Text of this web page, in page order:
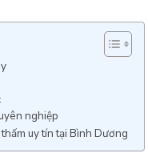
nghiệp
uy tín tại Bình Dương